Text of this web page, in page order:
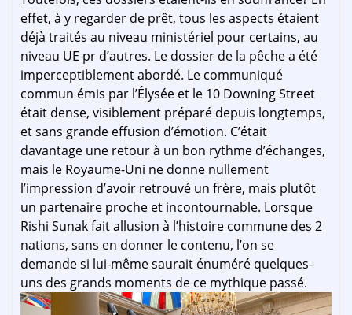
effet, à y regarder de prêt, tous les aspects étaient
déjà traités au niveau ministériel pour certains, au
niveau UE pr d’autres. Le dossier de la pêche a été
imperceptiblement abordé. Le communiqué
commun émis par l’Élysée et le 10 Downing Street
était dense, visiblement préparé depuis longtemps,
et sans grande effusion d’émotion. C’était
davantage une retour à un bon rythme d’échanges,
mais le Royaume-Uni ne donne nullement
l’impression d’avoir retrouvé un frère, mais plutôt
un partenaire proche et incontournable. Lorsque
Rishi Sunak fait allusion à l’histoire commune des 2
nations, sans en donner le contenu, l’on se
demande si lui-même saurait énuméré quelques-
uns des grands moments de ce mythique passé.